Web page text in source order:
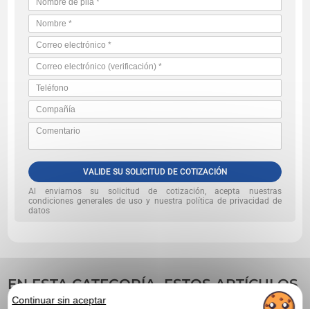
VALIDE SU SOLICITUD DE COTIZACIÓN
Al enviarnos su solicitud de cotización, acepta nuestras
condiciones generales de uso y nuestra política de privacidad de
datos
EN ESTA CATEGORÍA, ESTOS ARTÍCULOS
PROMOCIONALES TAMBIÉN PUEDEN
Continuar sin aceptar